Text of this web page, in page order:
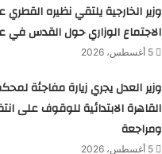
وزير الخارجية يلتقي نظيره
الاجتماع الوزاري حول القدس في
5 أغسطس، 2026
وزير العدل يجري زيارة مفاجئة
القاهرة الابتدائية للوقوف على
ومراجعة
5 أغسطس، 2026